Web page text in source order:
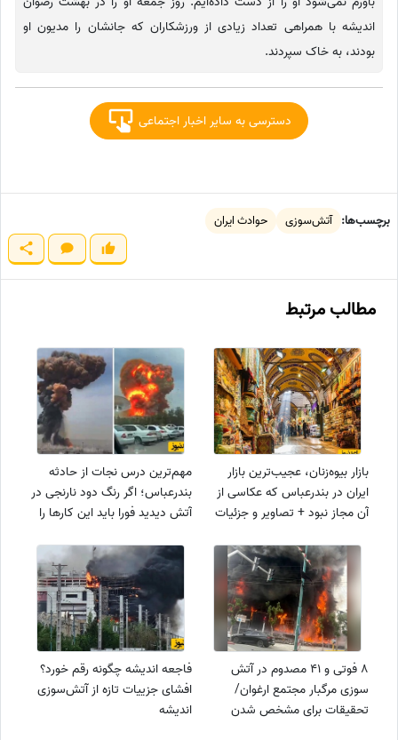
اندیشه با همراهی تعداد زیادی از ورزشکاران که جانشان را مدیون او
بودند، به خاک سپردند.
دسترسی به سایر اخبار اجتماعی
برچسب‌ها: آتش‌سوزی حوادث ایران
مطالب مرتبط
بازار بیوه‌زنان، عجیب‌ترین بازار
ایران در بندرعباس که عکاسی از
آن مجاز نبود + تصاویر و جزئیات
مهم‌ترین درس نجات از حادثه
بندرعباس؛ اگر رنگ دود نارنجی در
آتش دیدید فورا باید این کارها را
انفجار بندررجایی
8 فوتی و 41 مصدوم در آتش
سوزی مرگبار مجتمع ارغوان/
تحقیقات برای مشخص شدن
فاجعه اندیشه چگونه رقم خورد؟
افشای جزییات تازه از آتش‌سوزی
اندیشه